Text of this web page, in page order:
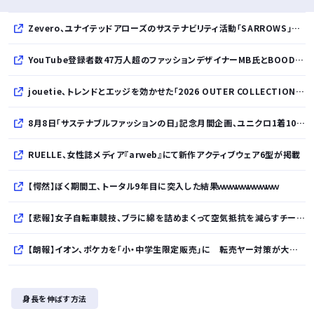
Zevero、ユナイテッドアローズのサステナビリティ活動「SARROWS」を支援。Scope 3排出量算定の効率化・精緻化を開始
YouTube登録者数47万人超のファッションデザイナーMB氏とBOODYがコラボレーション。極上の着心地を追求した別注Tシャツが8月12日発売開始
jouetie、トレンドとエッジを効かせた「2026 OUTER COLLECTION」を公開
8月8日「サステナブルファッションの日」記念月間企画、ユニクロ1着100円買取保証とXプレゼントキャンペーンを実施
RUELLE、女性誌メディア『arweb』にて新作アクティブウェア6型が掲載
【愕然】ぼく期間工、トータル9年目に突入した結果ｗｗｗｗｗｗｗｗｗｗ
【悲報】女子自転車競技、ブラに綿を詰めまくって空気抵抗を減らすチート技が発覚ｗｗｗ
【朗報】イオン、ポケカを「小・中学生限定販売」に 転売ヤー対策が大絶賛ｗｗｗ
身長を伸ばす方法